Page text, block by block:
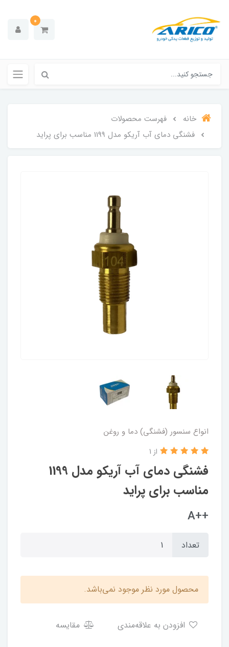
0
خانه
فهرست محصولات
فشنگی دمای آب آریکو مدل 1199 مناسب برای پراید
انواع سنسور (فشنگی) دما و روغن
فشنگی دمای آب آریکو مدل 1199
مناسب برای پراید
از 1
++A
تعداد
محصول مورد نظر موجود نمی‌باشد.
مقایسه